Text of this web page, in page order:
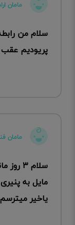
مامان
سلام من
پریودیم
مامان
سلام
مایل به
یاخیر